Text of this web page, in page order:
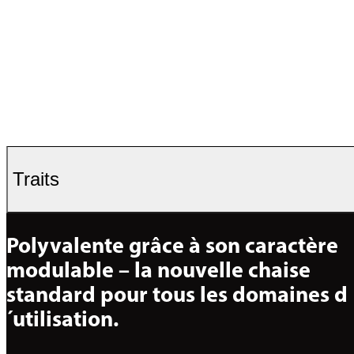
Traits
Polyvalente grâce à son caractère
modulable – la nouvelle chaise
standard pour tous les domaines d
´utilisation.